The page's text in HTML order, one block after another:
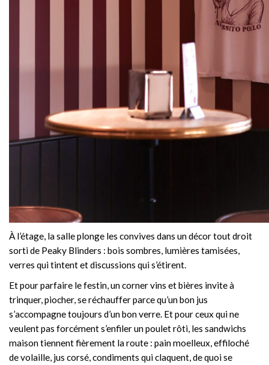
À l’étage, la salle plonge les convives dans un décor tout droit
sorti de Peaky Blinders : bois sombres, lumières tamisées,
verres qui tintent et discussions qui s’étirent.
Et pour parfaire le festin, un corner vins et bières invite à
trinquer, piocher, se réchauffer parce qu’un bon jus
s’accompagne toujours d’un bon verre. Et pour ceux qui ne
veulent pas forcément s’enfiler un poulet rôti, les sandwichs
maison tiennent fièrement la route : pain moelleux, effiloché
de volaille, jus corsé, condiments qui claquent, de quoi se